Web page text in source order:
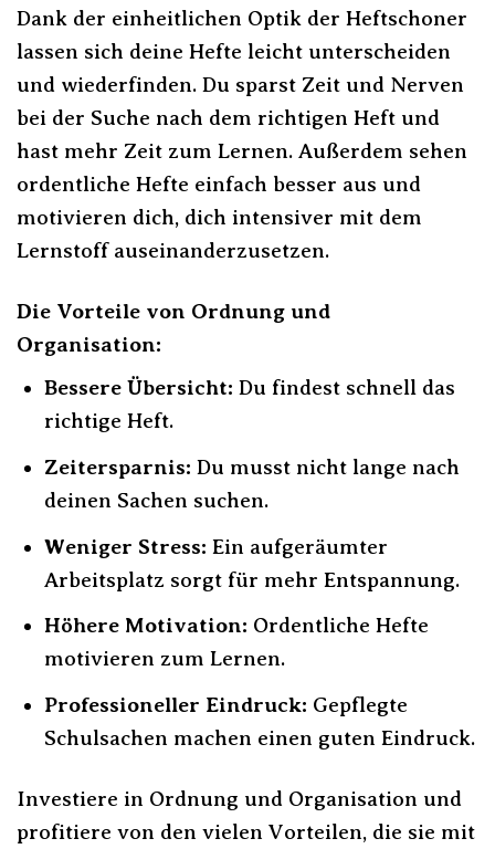
Dank der einheitlichen Optik der Heftschoner
lassen sich deine Hefte leicht unterscheiden
und wiederfinden. Du sparst Zeit und Nerven
bei der Suche nach dem richtigen Heft und
hast mehr Zeit zum Lernen. Außerdem sehen
ordentliche Hefte einfach besser aus und
motivieren dich, dich intensiver mit dem
Lernstoff auseinanderzusetzen.
Die Vorteile von Ordnung und
Organisation:
Bessere Übersicht: Du findest schnell das
richtige Heft.
Zeitersparnis: Du musst nicht lange nach
deinen Sachen suchen.
Weniger Stress: Ein aufgeräumter
Arbeitsplatz sorgt für mehr Entspannung.
Höhere Motivation: Ordentliche Hefte
motivieren zum Lernen.
Professioneller Eindruck: Gepflegte
Schulsachen machen einen guten Eindruck.
Investiere in Ordnung und Organisation und
profitiere von den vielen Vorteilen, die sie mit